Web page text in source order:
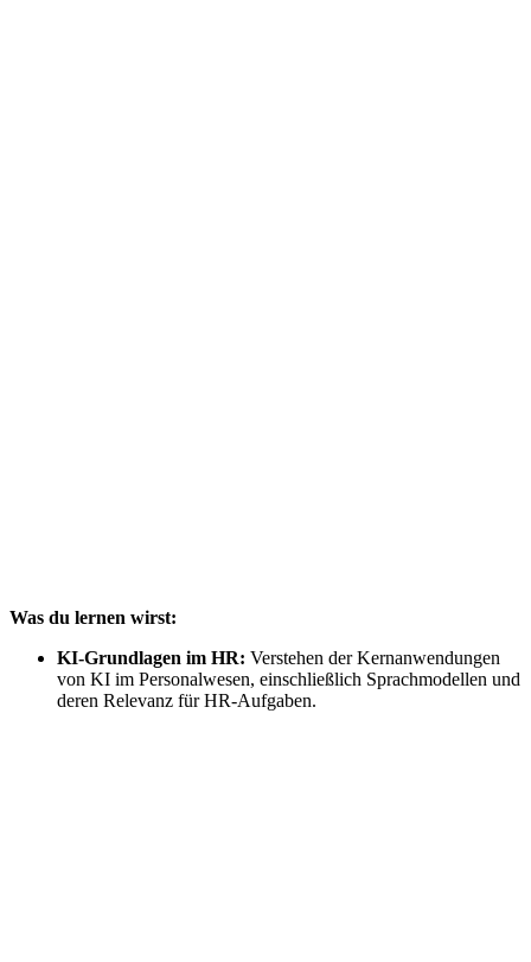
Was du lernen wirst:
KI-Grundlagen im HR: Verstehen der Kernanwendungen
von KI im Personalwesen, einschließlich Sprachmodellen und
deren Relevanz für HR-Aufgaben.